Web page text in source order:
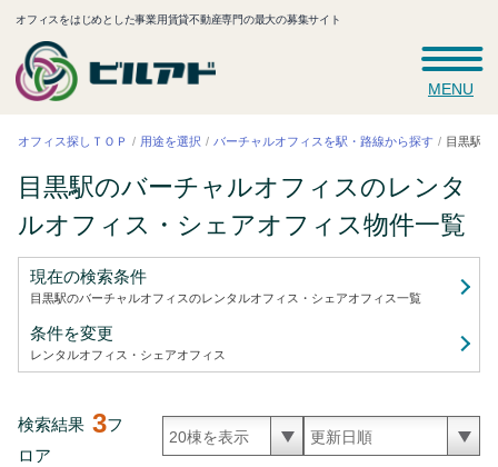
オフィスをはじめとした事業用賃貸不動産専門の最大の募集サイト
MENU
オフィス探しＴＯＰ 用途を選択 バーチャルオフィスを駅・路線から探す 目黒駅
目黒駅のバーチャルオフィスのレンタ
ルオフィス・シェアオフィス物件一覧
現在の検索条件
目黒駅のバーチャルオフィスのレンタルオフィス・シェアオフィス一覧
条件を変更
レンタルオフィス・シェアオフィス
検索結果 3フ
ロア